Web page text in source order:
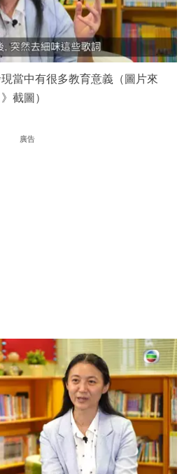
當中有很多教育意義（圖片來
截圖）
廣告